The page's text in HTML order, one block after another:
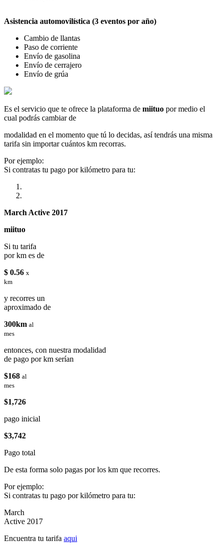
Asistencia automovilística (3 eventos por año)
Cambio de llantas
Paso de corriente
Envío de gasolina
Envío de cerrajero
Envío de grúa
Es el servicio que te ofrece la plataforma de miituo por medio el
cual podrás cambiar de
modalidad en el momento que tú lo decidas, así tendrás una misma
tarifa sin importar cuántos km recorras.
Por ejemplo:
Si contratas tu pago por kilómetro para tu:
March Active 2017
miituo
Si tu tarifa
por km es de
$ 0.56 x
km
y recorres un
aproximado de
300km al
mes
entonces, con nuestra modalidad
de pago por km serían
$168 al
mes
$1,726
pago inicial
$3,742
Pago total
De esta forma solo pagas por los km que recorres.
Por ejemplo:
Si contratas tu pago por kilómetro para tu:
March
Active 2017
Encuentra tu tarifa aqui